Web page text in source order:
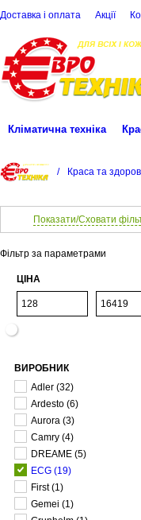
Доставка і оплата Акції
Кліматична техніка
/ Краса та
Показати/Сховати
Фільтр за параметрами
ЦІНА
ВИРОБНИК
Adler (32)
Ardesto (6)
Aurora (3)
Camry (4)
DREAME (5)
ECG (19)
First (1)
Gemei (1)